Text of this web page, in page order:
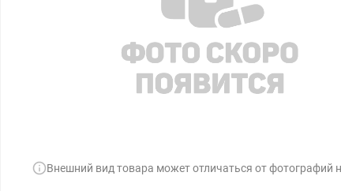
Внешний вид товара может отличаться от фотографий